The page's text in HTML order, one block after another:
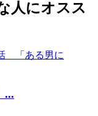
人にオスス
...